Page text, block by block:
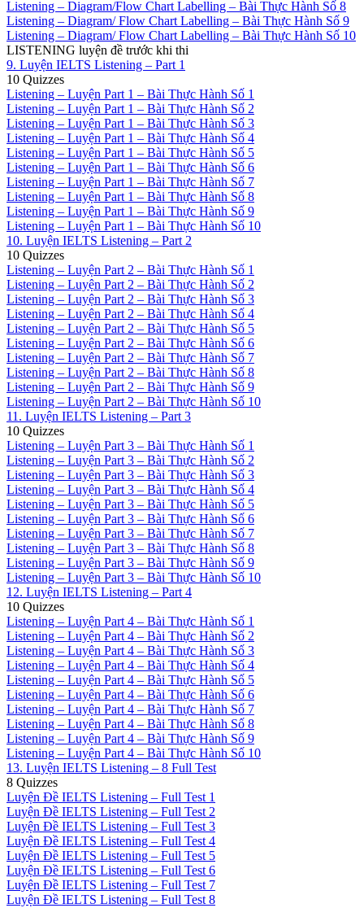
Listening – Diagram/Flow Chart Labelling – Bài Thực Hành Số 8
Listening – Diagram/ Flow Chart Labelling – Bài Thực Hành Số 9
Listening – Diagram/ Flow Chart Labelling – Bài Thực Hành Số 10
LISTENING luyện đề trước khi thi
9. Luyện IELTS Listening – Part 1
10 Quizzes
Listening – Luyện Part 1 – Bài Thực Hành Số 1
Listening – Luyện Part 1 – Bài Thực Hành Số 2
Listening – Luyện Part 1 – Bài Thực Hành Số 3
Listening – Luyện Part 1 – Bài Thực Hành Số 4
Listening – Luyện Part 1 – Bài Thực Hành Số 5
Listening – Luyện Part 1 – Bài Thực Hành Số 6
Listening – Luyện Part 1 – Bài Thực Hành Số 7
Listening – Luyện Part 1 – Bài Thực Hành Số 8
Listening – Luyện Part 1 – Bài Thực Hành Số 9
Listening – Luyện Part 1 – Bài Thực Hành Số 10
10. Luyện IELTS Listening – Part 2
10 Quizzes
Listening – Luyện Part 2 – Bài Thực Hành Số 1
Listening – Luyện Part 2 – Bài Thực Hành Số 2
Listening – Luyện Part 2 – Bài Thực Hành Số 3
Listening – Luyện Part 2 – Bài Thực Hành Số 4
Listening – Luyện Part 2 – Bài Thực Hành Số 5
Listening – Luyện Part 2 – Bài Thực Hành Số 6
Listening – Luyện Part 2 – Bài Thực Hành Số 7
Listening – Luyện Part 2 – Bài Thực Hành Số 8
Listening – Luyện Part 2 – Bài Thực Hành Số 9
Listening – Luyện Part 2 – Bài Thực Hành Số 10
11. Luyện IELTS Listening – Part 3
10 Quizzes
Listening – Luyện Part 3 – Bài Thực Hành Số 1
Listening – Luyện Part 3 – Bài Thực Hành Số 2
Listening – Luyện Part 3 – Bài Thực Hành Số 3
Listening – Luyện Part 3 – Bài Thực Hành Số 4
Listening – Luyện Part 3 – Bài Thực Hành Số 5
Listening – Luyện Part 3 – Bài Thực Hành Số 6
Listening – Luyện Part 3 – Bài Thực Hành Số 7
Listening – Luyện Part 3 – Bài Thực Hành Số 8
Listening – Luyện Part 3 – Bài Thực Hành Số 9
Listening – Luyện Part 3 – Bài Thực Hành Số 10
12. Luyện IELTS Listening – Part 4
10 Quizzes
Listening – Luyện Part 4 – Bài Thực Hành Số 1
Listening – Luyện Part 4 – Bài Thực Hành Số 2
Listening – Luyện Part 4 – Bài Thực Hành Số 3
Listening – Luyện Part 4 – Bài Thực Hành Số 4
Listening – Luyện Part 4 – Bài Thực Hành Số 5
Listening – Luyện Part 4 – Bài Thực Hành Số 6
Listening – Luyện Part 4 – Bài Thực Hành Số 7
Listening – Luyện Part 4 – Bài Thực Hành Số 8
Listening – Luyện Part 4 – Bài Thực Hành Số 9
Listening – Luyện Part 4 – Bài Thực Hành Số 10
13. Luyện IELTS Listening – 8 Full Test
8 Quizzes
Luyện Đề IELTS Listening – Full Test 1
Luyện Đề IELTS Listening – Full Test 2
Luyện Đề IELTS Listening – Full Test 3
Luyện Đề IELTS Listening – Full Test 4
Luyện Đề IELTS Listening – Full Test 5
Luyện Đề IELTS Listening – Full Test 6
Luyện Đề IELTS Listening – Full Test 7
Luyện Đề IELTS Listening – Full Test 8